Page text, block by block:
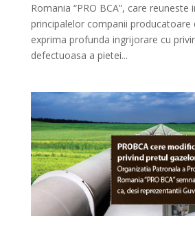
Romania “PRO BCA”, care reuneste
principalelor companii producatoare
exprima profunda ingrijorare cu
defectuoasa a pietei...